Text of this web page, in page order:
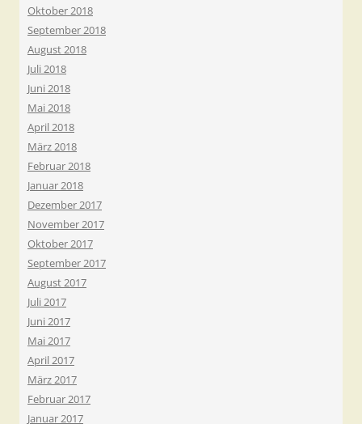
Oktober 2018
September 2018
August 2018
Juli 2018
Juni 2018
Mai 2018
April 2018
März 2018
Februar 2018
Januar 2018
Dezember 2017
November 2017
Oktober 2017
September 2017
August 2017
Juli 2017
Juni 2017
Mai 2017
April 2017
März 2017
Februar 2017
Januar 2017